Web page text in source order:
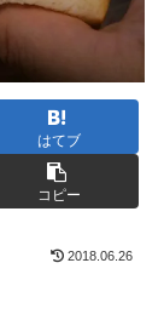
はてブ
コピー
2018.06.26